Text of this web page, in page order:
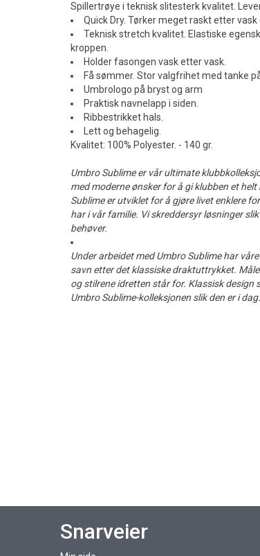
Spillertrøye i teknisk slitesterk kvalitet.
Quick Dry. Tørker meget raskt etter
Teknisk stretch kvalitet. Elastiske
kroppen.
Holder fasongen vask etter vask.
Få sømmer. Stor valgfrihet med tanke
Umbrologo på bryst og arm
Praktisk navnelapp i siden.
Ribbestrikket hals.
Lett og behagelig.
Kvalitet: 100% Polyester. - 140 gr.
Umbro Sublime er vår ultimate
med moderne ønsker for å gi klubben et
Sublime er utviklet for å gjøre livet enklere
har i vår familie. Vi skreddersyr løsninger
behøver.
Under arbeidet med Umbro Sublime har
savn etter det klassiske draktuttrykket.
og stilrene idretten står for. Klassisk
Umbro Sublime-kolleksjonen slik den er i dag.
Snarveier